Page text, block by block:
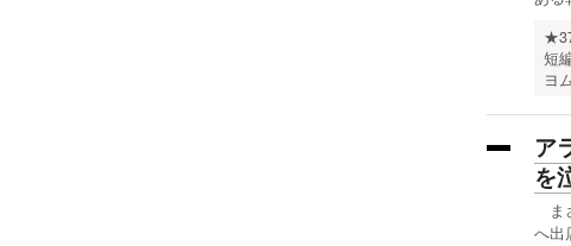
短
ヨ
ア
を
ま
へ出